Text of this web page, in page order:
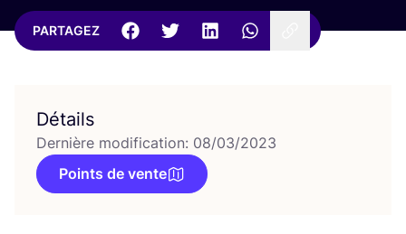
PARTAGEZ
Détails
Dernière modification: 08/03/2023
Points de vente